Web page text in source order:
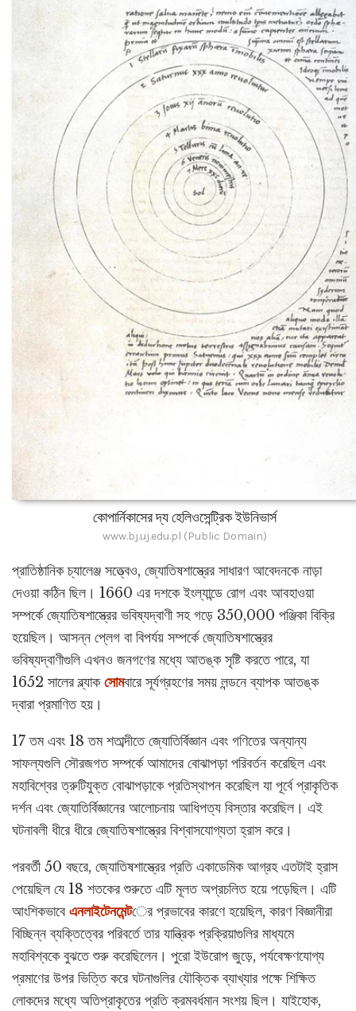
কোপার্নিকাসের দ্য হেলিওসেন্ট্রিক ইউনিভার্স
www.bj.uj.edu.pl (Public Domain)
প্রাতিষ্ঠানিক চ্যালেঞ্জ সত্ত্বেও, জ্যোতিষশাস্ত্রের সাধারণ আবেদনকে নাড়া
দেওয়া কঠিন ছিল। 1660 এর দশকে ইংল্যান্ডে রোগ এবং আবহাওয়া
সম্পর্কে জ্যোতিষশাস্ত্রের ভবিষ্যদ্বাণী সহ গড়ে 350,000 পঞ্জিকা বিক্রি
হয়েছিল। আসন্ন প্লেগ বা বিপর্যয় সম্পর্কে জ্যোতিষশাস্ত্রের
ভবিষ্যদ্বাণীগুলি এখনও জনগণের মধ্যে আতঙ্ক সৃষ্টি করতে পারে, যা
1652 সালের ব্ল্যাকসোমবারে সূর্যগ্রহণের সময় লন্ডনে ব্যাপক আতঙ্ক
দ্বারা প্রমাণিত হয়।
17 তম এবং 18 তম শতাব্দীতে জ্যোতির্বিজ্ঞান এবং গণিতের অন্যান্য
সাফল্যগুলি সৌরজগত সম্পর্কে আমাদের বোঝাপড়া পরিবর্তন করেছিল এবং
মহাবিশ্বের ত্রুটিযুক্ত বোঝাপড়াকে প্রতিস্থাপন করেছিল যা পূর্বে প্রাকৃতিক
দর্শন এবং জ্যোতির্বিজ্ঞানের আলোচনায় আধিপত্য বিস্তার করেছিল। এই
ঘটনাবলী ধীরে ধীরে জ্যোতিষশাস্ত্রের বিশ্বাসযোগ্যতা হ্রাস করে।
পরবর্তী 50 বছরে, জ্যোতিষশাস্ত্রের প্রতি একাডেমিক আগ্রহ এতটাই হ্রাস
পেয়েছিল যে 18 শতকের শুরুতে এটি মূলত অপ্রচলিত হয়ে পড়েছিল। এটি
আংশিকভাবে এনলাইটেনমেন্টের প্রভাবের কারণে হয়েছিল, কারণ বিজ্ঞানীরা
বিচ্ছিন্ন ব্যক্তিত্বের পরিবর্তে তার যান্ত্রিক প্রক্রিয়াগুলির মাধ্যমে
মহাবিশ্বকে বুঝতে শুরু করেছিলেন। পুরো ইউরোপ জুড়ে, পর্যবেক্ষণযোগ্য
প্রমাণের উপর ভিত্তি করে ঘটনাগুলির যৌক্তিক ব্যাখ্যার পক্ষে শিক্ষিত
লোকদের মধ্যে অতিপ্রাকৃতের প্রতি ক্রমবর্ধমান সংশয় ছিল। যাইহোক,